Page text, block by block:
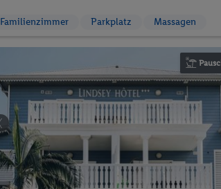
Familienzimmer Parkplatz Massagen